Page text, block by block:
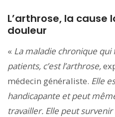
L’arthrose, la
douleur
« La maladie chronique
patients, c’est l’arthrose,
médecin généraliste. Elle
handicapante et peut
travailler. Elle peut